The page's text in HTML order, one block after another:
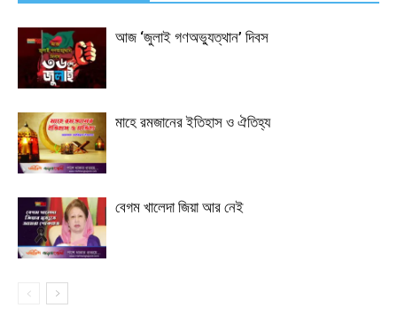
আজ ‘জুলাই গণঅভ্যুত্থান’ দিবস
মাহে রমজানের ইতিহাস ও ঐতিহ্য
বেগম খালেদা জিয়া আর নেই